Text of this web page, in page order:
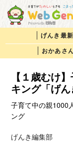
げんき最
おかあさ
【１歳むけ
キング「げ
子育て中の親1000
ング
げんき編集部